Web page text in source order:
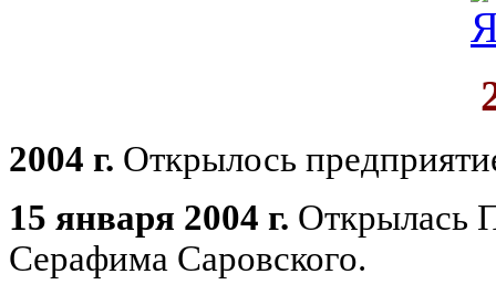
2004 г. Открылось
15 января 2004 г. Открылась
Серафима Саровского.